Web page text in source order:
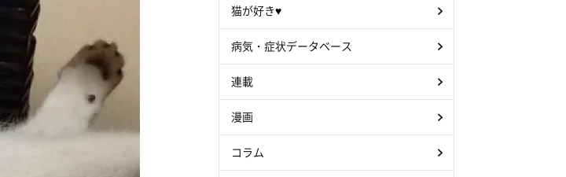
猫が好き♥
病気・症状データベース
連載
漫画
コラム